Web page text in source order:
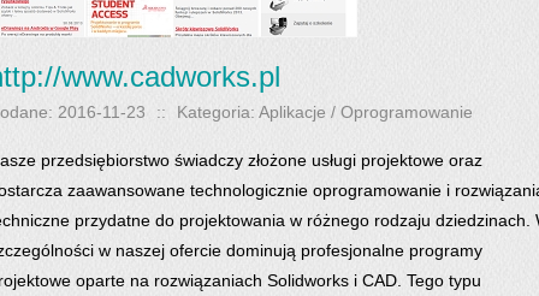
www.cadworks.pl
2016-11-23 :: Kategoria: Aplikacje / Oprogramowanie
przedsiębiorstwo świadczy złożone usługi projektowe oraz
zaawansowane technologicznie oprogramowanie i
przydatne do projektowania w różnego rodzaju dziedzinach.
w naszej ofercie dominują profesjonalne programy
oparte na rozwiązaniach Solidworks i CAD. Tego typu